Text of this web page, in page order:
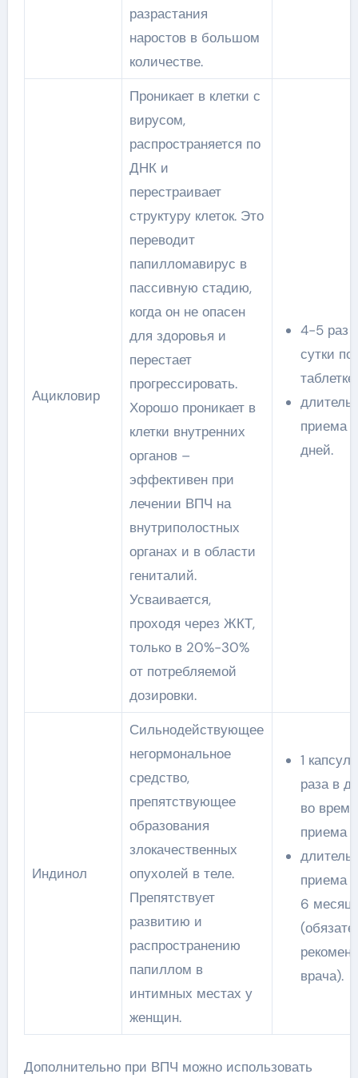
разрастания
наростов в большом
количестве.
Ацикловир
Проникает в клетки с
вирусом,
распространяется по
ДНК и
перестраивает
структуру клеток. Это
переводит
папилломавирус в
пассивную стадию,
когда он не опасен
для здоровья и
перестает
прогрессировать.
Хорошо проникает в
клетки внутренних
органов –
эффективен при
лечении ВПЧ на
внутриполостных
органах и в области
гениталий.
Усваивается,
проходя через ЖКТ,
только в 20%-30%
от потребляемой
дозировки.
4-5 раз
сутки по
таблетке;
приема
дней.
Индинол
Сильнодействующее
негормональное
средство,
препятствующее
образования
злокачественных
опухолей в теле.
Препятствует
развитию и
распространению
папиллом в
интимных местах у
женщин.
1
раза в
во время
приема
приема
6
врача).
Дополнительно при ВПЧ можно использовать